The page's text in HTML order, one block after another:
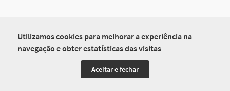
Utilizamos cookies para melhorar a experiência na
navegação e obter estatísticas das visitas
Aceitar e fechar